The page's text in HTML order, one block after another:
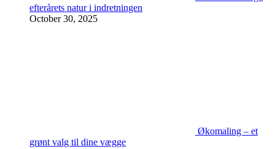
efterårets natur i indretningen
October 30, 2025
Økomaling – et
grønt valg til dine vægge